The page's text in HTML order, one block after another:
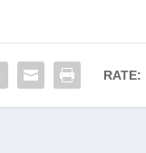
RATE: